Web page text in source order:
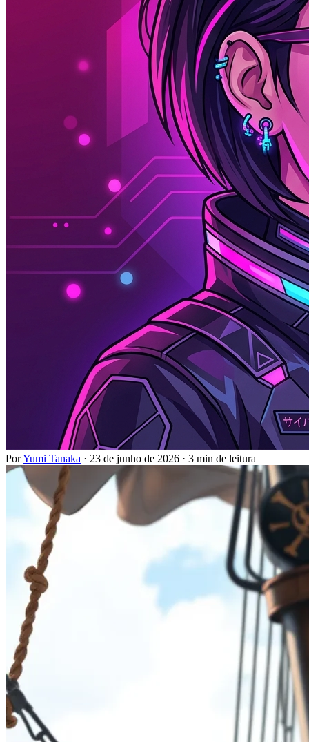
PorYumi Tanaka · 23 de junho de 2026 · 3 min de leitura